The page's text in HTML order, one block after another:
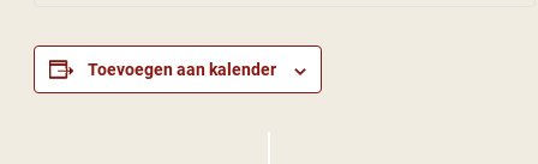
Toevoegen aan kalender